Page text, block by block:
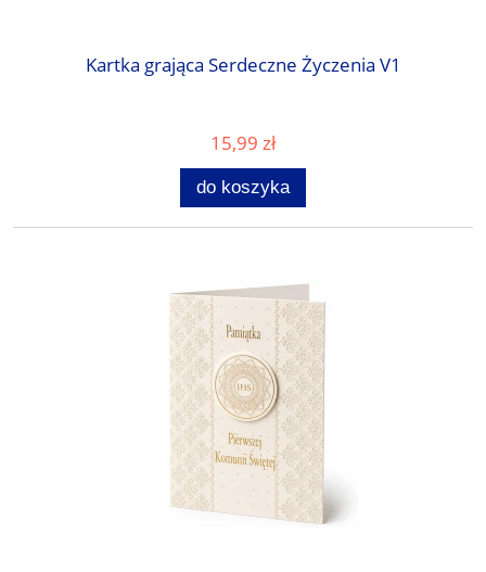
Kartka grająca Serdeczne Życzenia V1
15,99 zł
do koszyka